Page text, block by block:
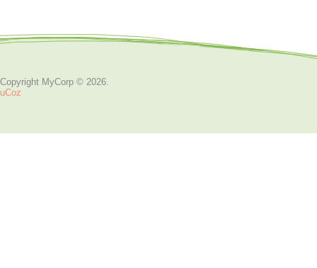
Copyright MyCorp © 2026.
uCoz